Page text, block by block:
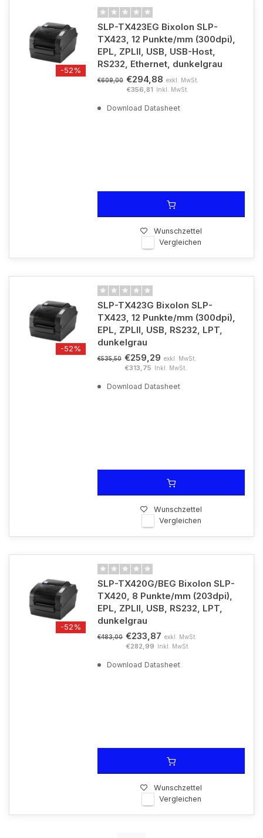
-52%
SLP-TX423EG Bixolon SLP-
TX423, 12 Punkte/mm (300dpi),
EPL, ZPLII, USB, USB-Host,
RS232, Ethernet, dunkelgrau
€609,00 €294,88 exkl. MwSt.
€356,81 Inkl. MwSt.
Download Datasheet
Wunschzettel
Vergleichen
-52%
SLP-TX423G Bixolon SLP-
TX423, 12 Punkte/mm (300dpi),
EPL, ZPLII, USB, RS232, LPT,
dunkelgrau
€535,50 €259,29 exkl. MwSt.
€313,75 Inkl. MwSt.
Download Datasheet
Wunschzettel
Vergleichen
-52%
SLP-TX420G/BEG Bixolon SLP-
TX420, 8 Punkte/mm (203dpi),
EPL, ZPLII, USB, RS232, LPT,
dunkelgrau
€483,00 €233,87 exkl. MwSt.
€282,99 Inkl. MwSt.
Download Datasheet
Wunschzettel
Vergleichen